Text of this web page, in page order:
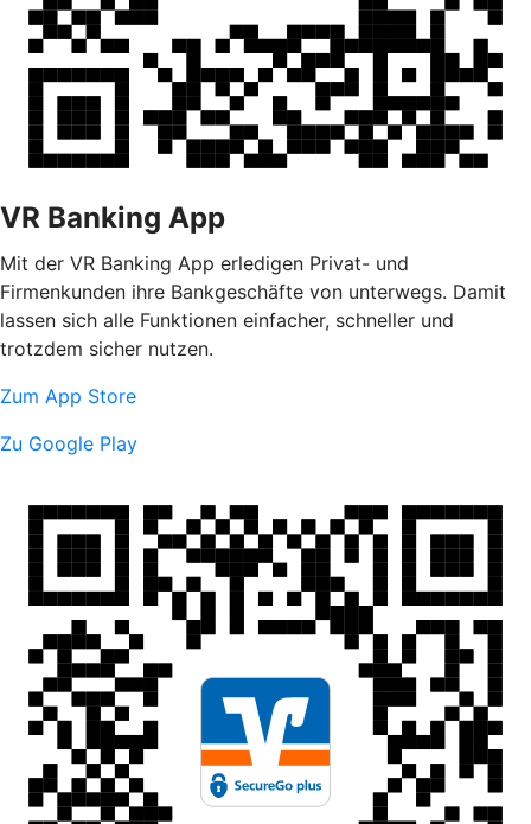
VR Banking App
Mit der VR Banking App erledigen Privat- und
Firmenkunden ihre Bankgeschäfte von unterwegs. Damit
lassen sich alle Funktionen einfacher, schneller und
trotzdem sicher nutzen.
Zum App Store
Zu Google Play